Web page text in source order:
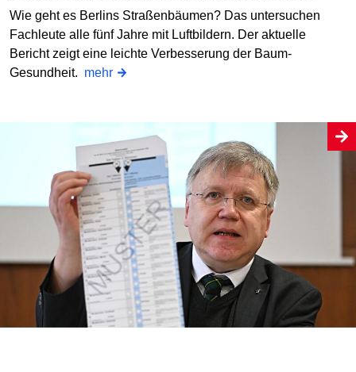
Wie geht es Berlins Straßenbäumen? Das untersuchen
Fachleute alle fünf Jahre mit Luftbildern. Der aktuelle
Bericht zeigt eine leichte Verbesserung der Baum-
Gesundheit. mehr